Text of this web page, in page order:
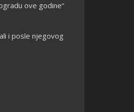
ove godine“
i posle njegovog